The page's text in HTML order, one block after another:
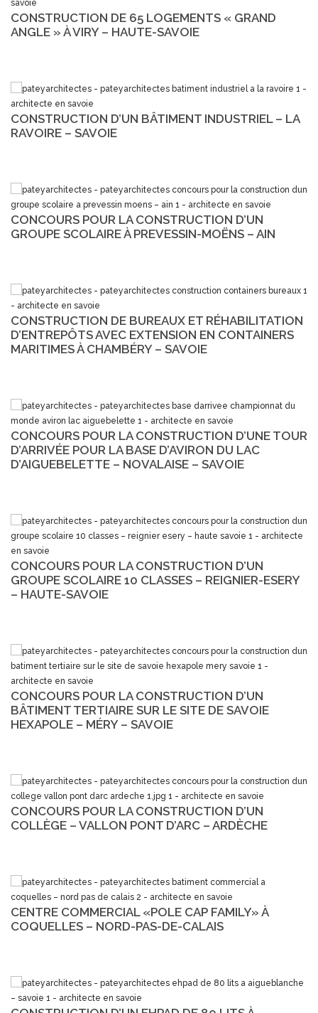
CONSTRUCTION DE 65 LOGEMENTS « GRAND
ANGLE » À VIRY – HAUTE-SAVOIE
CONSTRUCTION D’UN BÂTIMENT INDUSTRIEL – LA
RAVOIRE – SAVOIE
CONCOURS POUR LA CONSTRUCTION D’UN
GROUPE SCOLAIRE À PREVESSIN-MOËNS – AIN
CONSTRUCTION DE BUREAUX ET RÉHABILITATION
D’ENTREPÔTS AVEC EXTENSION EN CONTAINERS
MARITIMES À CHAMBÉRY – SAVOIE
CONCOURS POUR LA CONSTRUCTION D’UNE TOUR
D’ARRIVÉE POUR LA BASE D’AVIRON DU LAC
D’AIGUEBELETTE – NOVALAISE – SAVOIE
CONCOURS POUR LA CONSTRUCTION D’UN
GROUPE SCOLAIRE 10 CLASSES – REIGNIER-ESERY
– HAUTE-SAVOIE
CONCOURS POUR LA CONSTRUCTION D’UN
BÂTIMENT TERTIAIRE SUR LE SITE DE SAVOIE
HEXAPOLE – MÉRY – SAVOIE
CONCOURS POUR LA CONSTRUCTION D’UN
COLLÈGE – VALLON PONT D’ARC – ARDÈCHE
CENTRE COMMERCIAL «POLE CAP FAMILY» À
COQUELLES – NORD-PAS-DE-CALAIS